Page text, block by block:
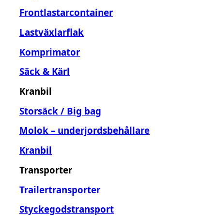
Frontlastarcontainer
Lastväxlarflak
Komprimator
Säck & Kärl
Kranbil
Storsäck / Big bag
Molok – underjordsbehållare
Kranbil
Transporter
Trailertransporter
Styckegodstransport